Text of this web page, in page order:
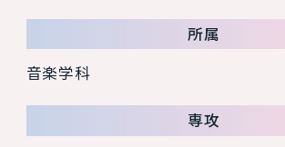
所属
音楽学科
専攻